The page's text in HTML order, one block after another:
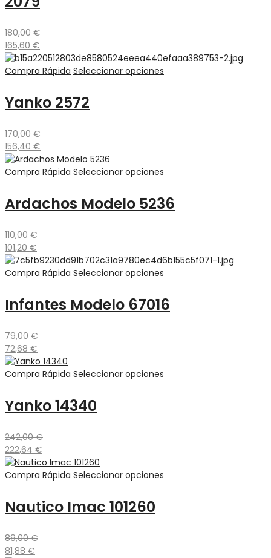
180,00€
165,60 €
Compra Rápida Seleccionar opciones
Yanko 2572
170,00€
156,40 €
Compra Rápida Seleccionar opciones
Ardachos Modelo 5236
110,00€
101,20 €
Compra Rápida Seleccionar opciones
Infantes Modelo 67016
79,00€
72,68 €
Compra Rápida Seleccionar opciones
Yanko 14340
242,00€
222,64 €
Compra Rápida Seleccionar opciones
Nautico Imac 101260
89,00€
81,88 €